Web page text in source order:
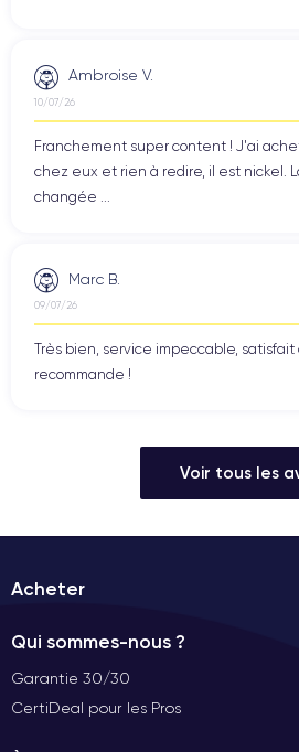
Ambroise V.
10/07/26
Franchement super content ! J'ai
chez eux et rien à redire, il est nickel.
changée ...
Marc B.
09/07/26
Très bien, service impeccable,
recommande !
Voir tous les
Acheter
Qui sommes-nous ?
Garantie 30/30
CertiDeal pour les Pros